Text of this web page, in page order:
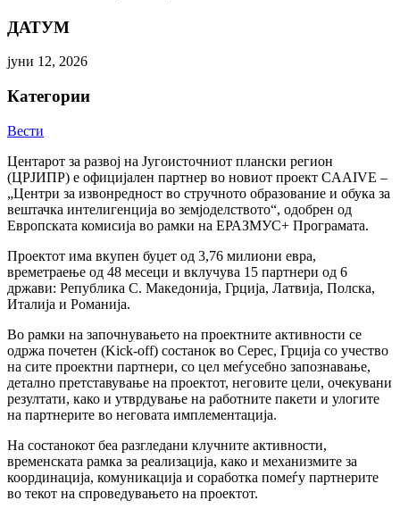
ДАТУМ
јуни 12, 2026
Категории
Вести
Центарот за развој на Југоисточниот плански регион
(ЦРЈИПР) е официјален партнер во новиот проект CAAIVE –
„Центри за извонредност во стручното образование и обука за
вештачка интелигенција во земјоделството“, одобрен од
Европската комисија во рамки на ЕРАЗМУС+ Програмата.
Проектот има вкупен буџет од 3,76 милиони евра,
времетраење од 48 месеци и вклучува 15 партнери од 6
држави: Република С. Македонија, Грција, Латвија, Полска,
Италија и Романија.
Во рамки на започнувањето на проектните активности се
одржа почетен (Kick-off) состанок во Серес, Грција со учество
на сите проектни партнери, со цел меѓусебно запознавање,
детално претставување на проектот, неговите цели, очекувани
резултати, како и утврдување на работните пакети и улогите
на партнерите во неговата имплементација.
На состанокот беа разгледани клучните активности,
временската рамка за реализација, како и механизмите за
координација, комуникација и соработка помеѓу партнерите
во текот на спроведувањето на проектот.